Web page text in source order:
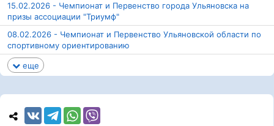
15.02.2026 - Чемпионат и Первенство города Ульяновска на
призы ассоциации "Триумф"
08.02.2026 - Чемпионат и Первенство Ульяновской области по
спортивному ориентированию
еще